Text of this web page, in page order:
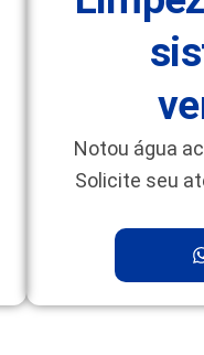
Notou água
Solicite seu